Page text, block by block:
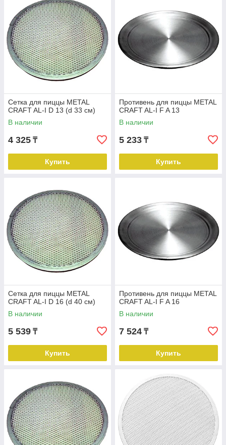
Сетка для пиццы METAL
CRAFT AL-I D 13 (d 33 см)
В наличии
4 325 ₸
Купить
Противень для пиццы METAL
CRAFT AL-I F A 13
В наличии
5 233 ₸
Купить
Сетка для пиццы METAL
CRAFT AL-I D 16 (d 40 см)
В наличии
5 539 ₸
Купить
Противень для пиццы METAL
CRAFT AL-I F A 16
В наличии
7 524 ₸
Купить